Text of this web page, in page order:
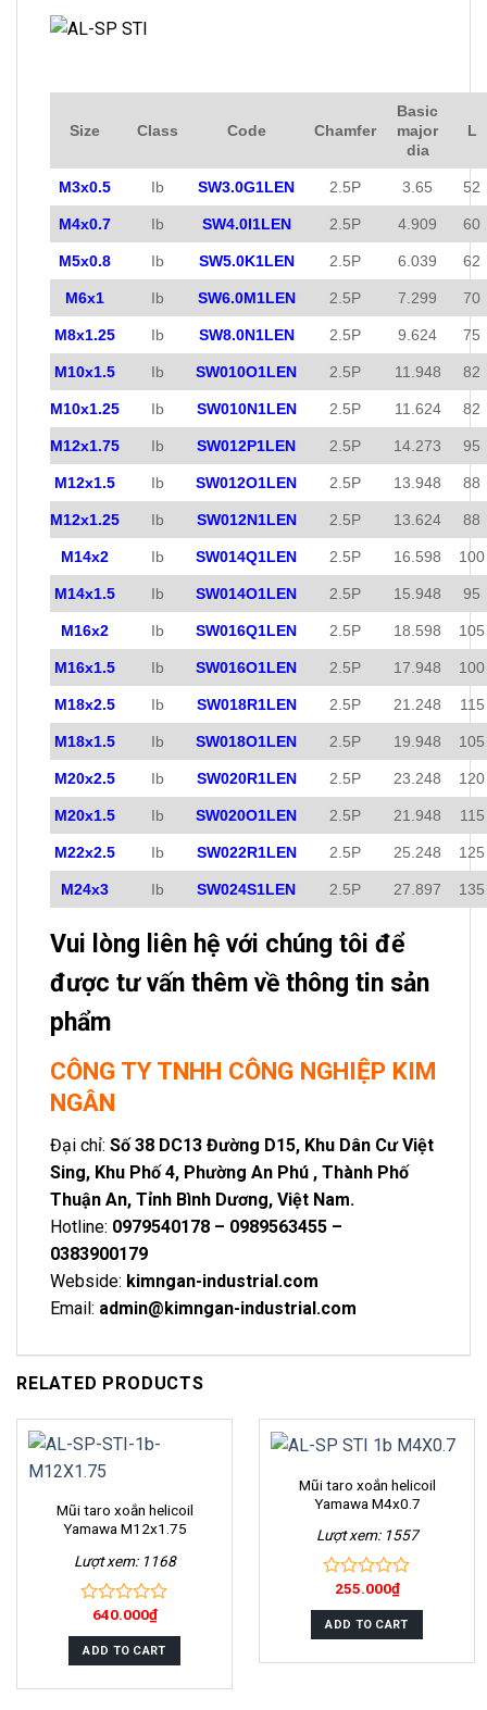
Size Class Code Chamfer
Basic
major
dia
L
M3x0.5 Ib SW3.0G1LEN 2.5P 3.65 52
M4x0.7 Ib SW4.0I1LEN 2.5P 4.909 60
M5x0.8 Ib SW5.0K1LEN 2.5P 6.039 62
M6x1 Ib SW6.0M1LEN 2.5P 7.299 70
M8x1.25 Ib SW8.0N1LEN 2.5P 9.624 75
M10x1.5 Ib SW010O1LEN 2.5P 11.948 82
M10x1.25 Ib SW010N1LEN 2.5P 11.624 82
M12x1.75 Ib SW012P1LEN 2.5P 14.273 95
M12x1.5 Ib SW012O1LEN 2.5P 13.948 88
M12x1.25 Ib SW012N1LEN 2.5P 13.624 88
M14x2 Ib SW014Q1LEN 2.5P 16.598 100
M14x1.5 Ib SW014O1LEN 2.5P 15.948 95
M16x2 Ib SW016Q1LEN 2.5P 18.598 105
M16x1.5 Ib SW016O1LEN 2.5P 17.948 100
M18x2.5 Ib SW018R1LEN 2.5P 21.248 115
M18x1.5 Ib SW018O1LEN 2.5P 19.948 105
M20x2.5 Ib SW020R1LEN 2.5P 23.248 120
M20x1.5 Ib SW020O1LEN 2.5P 21.948 115
M22x2.5 Ib SW022R1LEN 2.5P 25.248 125
M24x3 Ib SW024S1LEN 2.5P 27.897 135
Vui lòng liên hệ với chúng tôi để
được tư vấn thêm về thông tin sản
phẩm
CÔNG TY TNHH CÔNG NGHIỆP KIM
NGÂN
Đại chỉ: Số 38 DC13 Đường D15, Khu Dân Cư Việt
Sing, Khu Phố 4, Phường An Phú , Thành Phố
Thuận An, Tỉnh Bình Dương, Việt Nam.
Hotline: 0979540178 – 0989563455 –
0383900179
Webside: kimngan-industrial.com
Email: admin@kimngan-industrial.com
RELATED PRODUCTS
Mũi taro xoắn helicoil
Yamawa M12x1.75
Lượt xem: 1168
out
of
5
640.000₫
ADD TO CART
Mũi taro xoắn helicoil
Yamawa M4x0.7
Lượt xem: 1557
out
of
5
255.000₫
ADD TO CART